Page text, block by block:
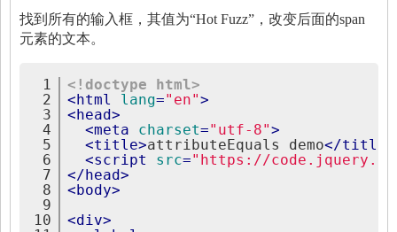
找到所有的输入框，其值为“Hot Fuzz”，改变后面的span
元素的文本。
1
2
3
4
5
6
7
8
9
10
<!doctype html>
<html lang="en">
<head>
<meta charset="utf-8">
<title>attributeEquals demo</title
<script src="https://
</head>
<body>
<div>